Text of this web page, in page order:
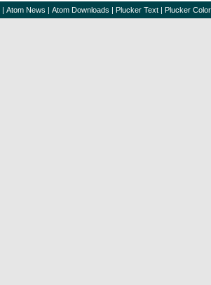
| Atom News | Atom Downloads | Plucker Text | Plucker Color